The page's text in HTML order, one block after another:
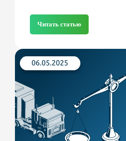
Читать статью